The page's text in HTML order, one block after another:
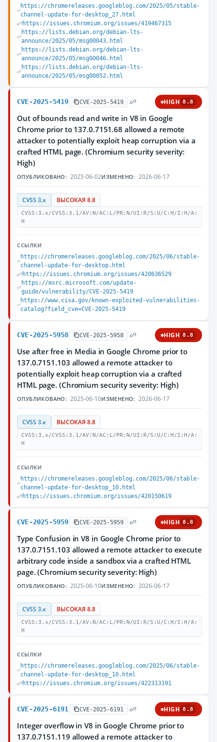
https://chromereleases.googleblog.com/2025/05/stable-
channel-update-for-desktop_27.html
https://issues.chromium.org/issues/419467315
https://lists.debian.org/debian-lts-
announce/2025/05/msg00043.html
https://lists.debian.org/debian-lts-
announce/2025/05/msg00046.html
https://lists.debian.org/debian-lts-
announce/2025/05/msg00052.html
CVE-2025-5419 CVE-2025-5419 HIGH 8.8
Out of bounds read and write in V8 in Google
Chrome prior to 137.0.7151.68 allowed a remote
attacker to potentially exploit heap corruption via a
crafted HTML page. (Chromium security severity:
High)
ОПУБЛИКОВАНО: 2025-06-02ИЗМЕНЕНО: 2026-06-17
CVSS 3.x ВЫСОКАЯ 8.8
CVSS:3.x/CVSS:3.1/AV:N/AC:L/PR:N/UI:R/S:U/C:H/I:H/A:
H
ССЫЛКИ
https://chromereleases.googleblog.com/2025/06/stable-
channel-update-for-desktop.html
https://issues.chromium.org/issues/420636529
https://msrc.microsoft.com/update-
guide/vulnerability/CVE-2025-5419
https://www.cisa.gov/known-exploited-vulnerabilities-
catalog?field_cve=CVE-2025-5419
CVE-2025-5958 CVE-2025-5958 HIGH 8.8
Use after free in Media in Google Chrome prior to
137.0.7151.103 allowed a remote attacker to
potentially exploit heap corruption via a crafted
HTML page. (Chromium security severity: High)
ОПУБЛИКОВАНО: 2025-06-10ИЗМЕНЕНО: 2026-06-17
CVSS 3.x ВЫСОКАЯ 8.8
CVSS:3.x/CVSS:3.1/AV:N/AC:L/PR:N/UI:R/S:U/C:H/I:H/A:
H
ССЫЛКИ
https://chromereleases.googleblog.com/2025/06/stable-
channel-update-for-desktop_10.html
https://issues.chromium.org/issues/420150619
CVE-2025-5959 CVE-2025-5959 HIGH 8.8
Type Confusion in V8 in Google Chrome prior to
137.0.7151.103 allowed a remote attacker to execute
arbitrary code inside a sandbox via a crafted HTML
page. (Chromium security severity: High)
ОПУБЛИКОВАНО: 2025-06-10ИЗМЕНЕНО: 2026-06-17
CVSS 3.x ВЫСОКАЯ 8.8
CVSS:3.x/CVSS:3.1/AV:N/AC:L/PR:N/UI:R/S:U/C:H/I:H/A:
H
ССЫЛКИ
https://chromereleases.googleblog.com/2025/06/stable-
channel-update-for-desktop_10.html
https://issues.chromium.org/issues/422313191
CVE-2025-6191 CVE-2025-6191 HIGH 8.8
Integer overflow in V8 in Google Chrome prior to
137.0.7151.119 allowed a remote attacker to